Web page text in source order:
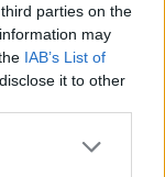
parties on the
may
IAB’s List of
it to other
more Google